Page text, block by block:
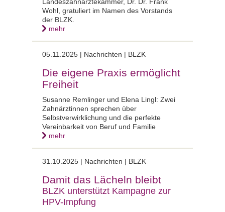
Wohl, gratuliert im Namen des Vorstands
der BLZK.
mehr
05.11.2025 | Nachrichten | BLZK
Die eigene Praxis ermöglicht
Freiheit
Susanne Remlinger und Elena Lingl: Zwei
Zahnärztinnen sprechen über
Selbstverwirklichung und die perfekte
Vereinbarkeit von Beruf und Familie
mehr
31.10.2025 | Nachrichten | BLZK
Damit das Lächeln bleibt
BLZK unterstützt Kampagne zur
HPV-Impfung